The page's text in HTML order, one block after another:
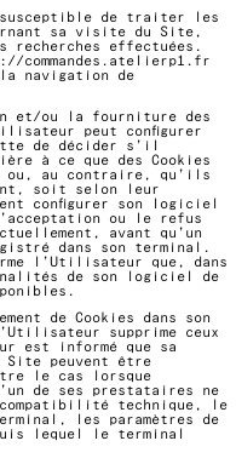
de traiter les
sa visite du Site,
recherches effectuées.
commandes.atelierp1.fr
navigation de
et/ou la fourniture des
peut configurer
de décider s’il
à ce que des Cookies
ou, au contraire, qu’ils
soit selon leur
configurer son logiciel
ou le refus
avant qu’un
dans son terminal.
l’Utilisateur que, dans
de son logiciel de
de Cookies dans son
supprime ceux
est informé que sa
Site peuvent être
le cas lorsque
de ses prestataires ne
technique, le
les paramètres de
lequel le terminal